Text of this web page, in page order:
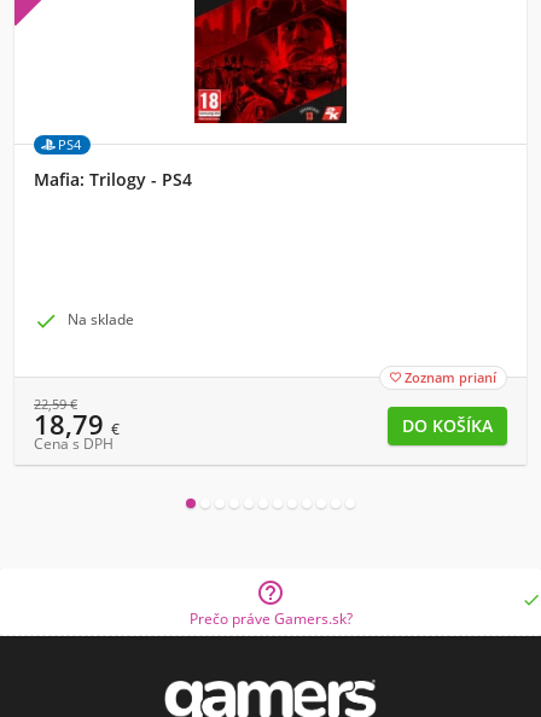
PS4
Mafia: Trilogy - PS4
 Na sklade
 Zoznam prianí
22,59€
18,79 €
Cena s DPH

Prečo práve Gamers.sk?
